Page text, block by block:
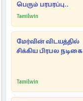
பெரும் பரபரப்பு..
Tamilwin
மேர்வின் விடயத்தில்
சிக்கிய பிரபல நடிகை
Tamilwin